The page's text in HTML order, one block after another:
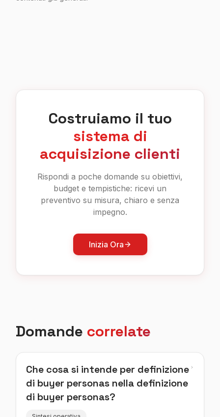
Costruiamo il tuo
sistema di
acquisizione clienti
Rispondi a poche domande su obiettivi,
budget e tempistiche: ricevi un
preventivo su misura, chiaro e senza
impegno.
Inizia Ora
Domande correlate
Che cosa si intende per definizione
di buyer personas nella definizione
di buyer personas?